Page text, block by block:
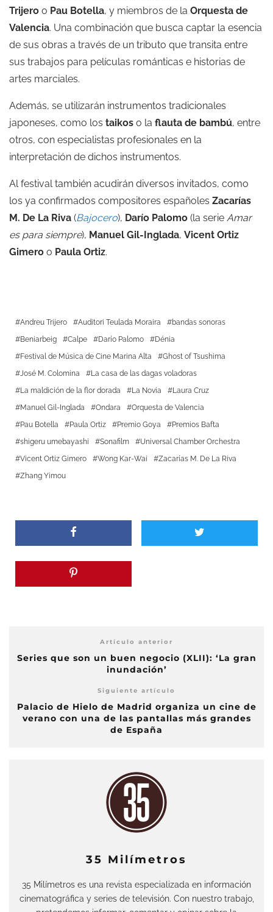
Trijero o Pau Botella, y miembros de la Orquesta de
Valencia. Una combinación que busca captar la esencia
de sus obras a través de un tributo que transita entre
sus trabajos para películas románticas e historias de
artes marciales.
Además, se utilizarán instrumentos tradicionales
japoneses, como los taikos o la flauta de bambú, entre
otros, con especialistas profesionales en la
interpretación de dichos instrumentos.
Al festival también acudirán diversos invitados, como
los ya confirmados compositores españoles Zacarías
M. De La Riva (Bajocero), Darío Palomo (la serie Amar
es para siempre), Manuel Gil-Inglada, Vicent Ortiz
Gimero o Paula Ortiz.
Andreu Trijero Auditori Teulada Moraira
bandas sonoras
Beniarbeig
Calpe Darío Palomo
Dénia
Festival de Música de Cine Marina Alta
Ghost of Tsushima
José M. Colomina
La casa de las dagas voladoras
La maldición de la flor dorada
La Novia
Laura Cruz
Manuel Gil-Inglada
Ondara
Orquesta de Valencia
Pau Botella
Paula Ortiz Premio Goya
Premios Bafta
shigeru umebayashi
Sonafilm
Universal Chamber Orchestra
Vicent Ortiz Gimero
Wong Kar-Wai
Zacarías M. De La Riva
Zhang Yimou
Artículo anterior
Series que son un buen negocio (XLII): ‘La gran
inundación’
Siguiente artículo
Palacio de Hielo de Madrid organiza un cine de
verano con una de las pantallas más grandes
de España
35 Milímetros
35 Milímetros es una revista especializada en información
cinematográfica y series de televisión. Con nuestro trabajo,